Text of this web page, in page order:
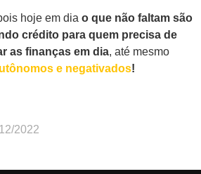
hoje em dia o que não faltam são
crédito para quem precisa de
as finanças em dia, até mesmo
e negativados!
2022